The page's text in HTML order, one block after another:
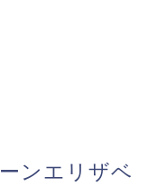
ンエリザベ